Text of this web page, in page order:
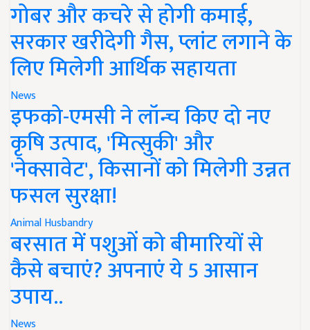
गोबर और कचरे से होगी कमाई,
सरकार खरीदेगी गैस, प्लांट लगाने के
लिए मिलेगी आर्थिक सहायता
News
इफको-एमसी ने लॉन्च किए दो नए
कृषि उत्पाद, 'मित्सुकी' और
'नेक्सावेट', किसानों को मिलेगी उन्नत
फसल सुरक्षा!
Animal Husbandry
बरसात में पशुओं को बीमारियों से
कैसे बचाएं? अपनाएं ये 5 आसान
उपाय..
News